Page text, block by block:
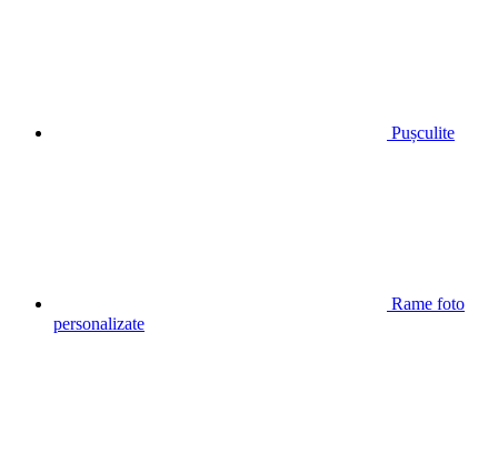
Pușculite
Rame foto
personalizate